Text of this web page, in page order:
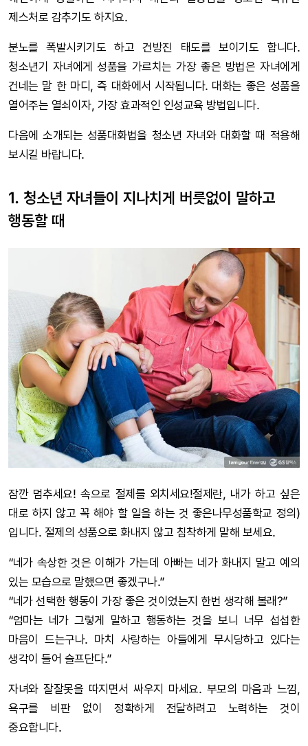
제스처로 감추기도 하지요.
분노를 폭발시키기도 하고 건방진 태도를 보이기도 합니다.
청소년기 자녀에게 성품을 가르치는 가장 좋은 방법은 자녀에게
건네는 말 한 마디, 즉 대화에서 시작됩니다. 대화는 좋은 성품을
열어주는 열쇠이자, 가장 효과적인 인성교육 방법입니다.
다음에 소개되는 성품대화법을 청소년 자녀와 대화할 때 적용해
보시길 바랍니다.
1. 청소년 자녀들이 지나치게 버릇없이 말하고
행동할 때
잠깐 멈추세요! 속으로 절제를 외치세요!절제란, 내가 하고 싶은
대로 하지 않고 꼭 해야 할 일을 하는 것 좋은나무성품학교 정의)
입니다. 절제의 성품으로 화내지 않고 침착하게 말해 보세요.
“네가 속상한 것은 이해가 가는데 아빠는 네가 화내지 말고 예의
있는 모습으로 말했으면 좋겠구나.”
“네가 선택한 행동이 가장 좋은 것이었는지 한번 생각해 볼래?”
“엄마는 네가 그렇게 말하고 행동하는 것을 보니 너무 섭섭한
마음이 드는구나. 마치 사랑하는 아들에게 무시당하고 있다는
생각이 들어 슬프단다.”
자녀와 잘잘못을 따지면서 싸우지 마세요. 부모의 마음과 느낌,
욕구를 비판 없이 정확하게 전달하려고 노력하는 것이
중요합니다.